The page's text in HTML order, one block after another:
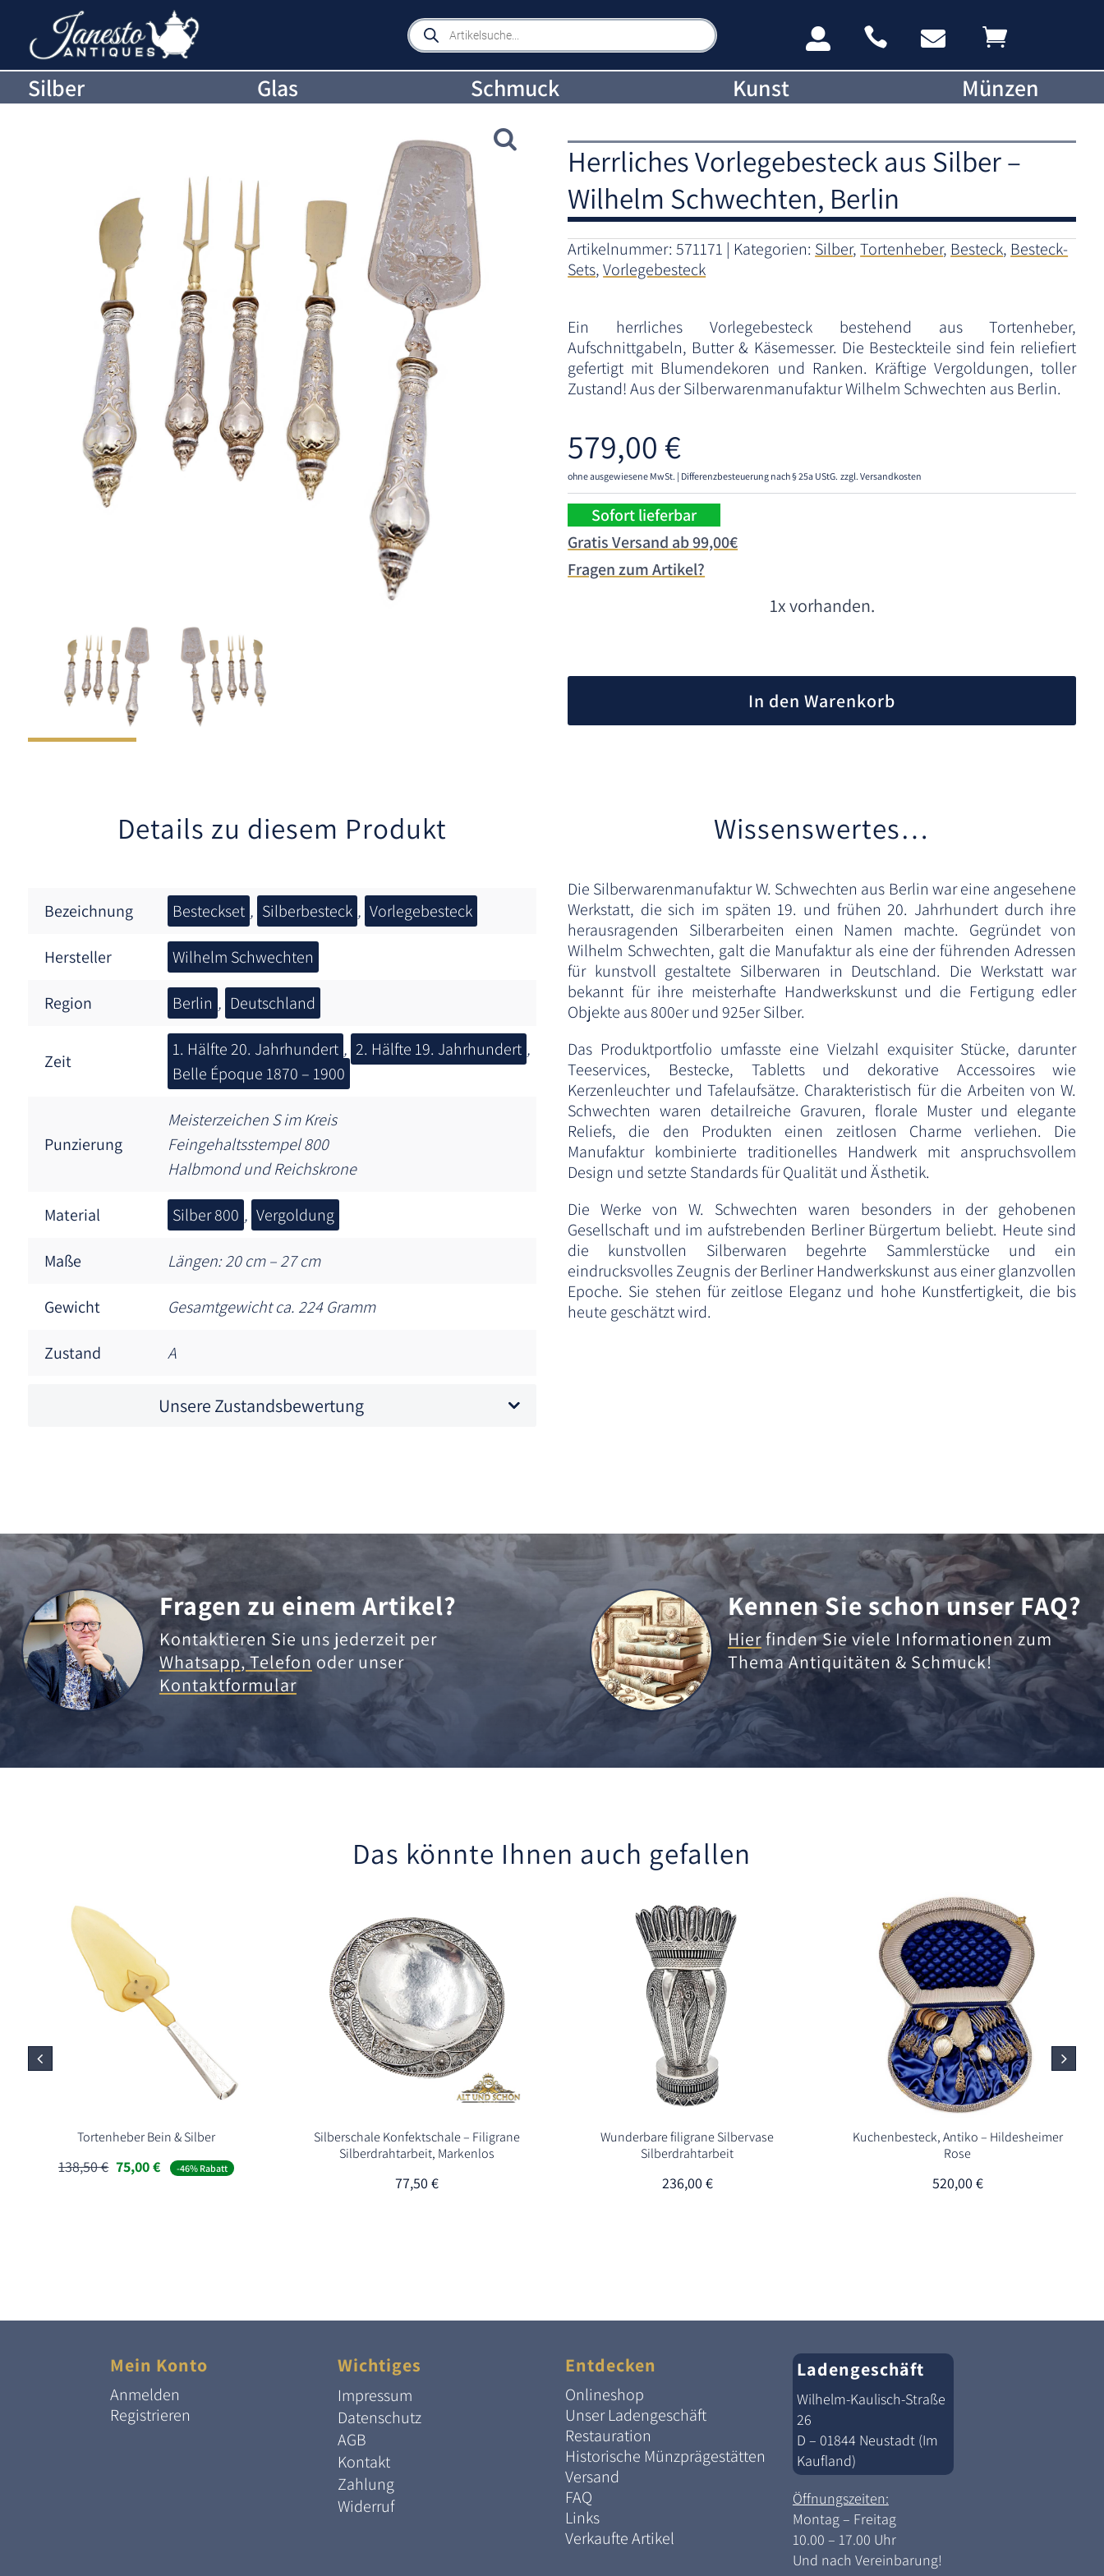
Products
search    
Silber Glas Schmuck Kunst Münzen
Herrliches Vorlegebesteck aus Silber –
Wilhelm Schwechten, Berlin
Artikelnummer:571171 Kategorien: Silber,Tortenheber, Besteck, Besteck-
Sets,Vorlegebesteck
Ein herrliches Vorlegebesteck bestehend aus Tortenheber,
Aufschnittgabeln, Butter & Käsemesser. Die Besteckteile sind fein reliefiert
gefertigt mit Blumendekoren und Ranken. Kräftige Vergoldungen, toller
Zustand! Aus der Silberwarenmanufaktur Wilhelm Schwechten aus Berlin.
579,00 €
ohne ausgewiesene MwSt. | Differenzbesteuerung nach § 25a UStG. zzgl. Versandkosten
Sofort lieferbar
Gratis Versand ab 99,00€
Fragen zum Artikel?
1x vorhanden.
In den Warenkorb
Details zu diesem Produkt
Bezeichnung Besteckset , Silberbesteck , Vorlegebesteck
Hersteller Wilhelm Schwechten
Region Berlin , Deutschland
Zeit
1. Hälfte 20. Jahrhundert , 2. Hälfte 19. Jahrhundert ,
Belle Époque 1870 – 1900
Punzierung
Meisterzeichen S im Kreis
Feingehaltsstempel 800
Halbmond und Reichskrone
Material Silber 800 , Vergoldung
Maße Längen: 20 cm – 27 cm
Gewicht Gesamtgewicht ca. 224 Gramm
Zustand A
Unsere Zustandsbewertung
Wissenswertes…
Die Silberwarenmanufaktur W. Schwechten aus Berlin war eine angesehene
Werkstatt, die sich im späten 19. und frühen 20. Jahrhundert durch ihre
herausragenden Silberarbeiten einen Namen machte. Gegründet von
Wilhelm Schwechten, galt die Manufaktur als eine der führenden Adressen
für kunstvoll gestaltete Silberwaren in Deutschland. Die Werkstatt war
bekannt für ihre meisterhafte Handwerkskunst und die Fertigung edler
Objekte aus 800er und 925er Silber.
Das Produktportfolio umfasste eine Vielzahl exquisiter Stücke, darunter
Teeservices, Bestecke, Tabletts und dekorative Accessoires wie
Kerzenleuchter und Tafelaufsätze. Charakteristisch für die Arbeiten von W.
Schwechten waren detailreiche Gravuren, florale Muster und elegante
Reliefs, die den Produkten einen zeitlosen Charme verliehen. Die
Manufaktur kombinierte traditionelles Handwerk mit anspruchsvollem
Design und setzte Standards für Qualität und Ästhetik.
Die Werke von W. Schwechten waren besonders in der gehobenen
Gesellschaft und im aufstrebenden Berliner Bürgertum beliebt. Heute sind
die kunstvollen Silberwaren begehrte Sammlerstücke und ein
eindrucksvolles Zeugnis der Berliner Handwerkskunst aus einer glanzvollen
Epoche. Sie stehen für zeitlose Eleganz und hohe Kunstfertigkeit, die bis
heute geschätzt wird.
Fragen zu einem Artikel?
Kontaktieren Sie uns jederzeit per
Whatsapp,Telefonoder unser
Kontaktformular
Kennen Sie schon unser FAQ?
Hierfinden Sie viele Informationen zum
Thema Antiquitäten & Schmuck!
Das könnte Ihnen auch gefallen
Tortenheber Bein & Silber
138,50€ Ursprünglicher
Preis
75,00€Aktueller
Preis
-46% Rabatt
Silberschale Konfektschale – Filigrane
Silberdrahtarbeit, Markenlos
77,50 €
Wunderbare filigrane Silbervase
Silberdrahtarbeit
236,00 €
Kuchenbesteck, Antiko – Hildesheimer
Rose
520,00 €
Mein Konto
Anmelden
Registrieren
Wichtiges
Impressum
Datenschutz
AGB
Kontakt
Zahlung
Widerruf
Entdecken
Onlineshop
Unser Ladengeschäft
Restauration
Historische Münzprägestätten
Versand
FAQ
Links
Verkaufte Artikel
Ladengeschäft
Wilhelm-Kaulisch-Straße
26
D – 01844 Neustadt (Im
Kaufland)
Öffnungszeiten:
Montag – Freitag
10.00 – 17.00 Uhr
Und nach Vereinbarung!